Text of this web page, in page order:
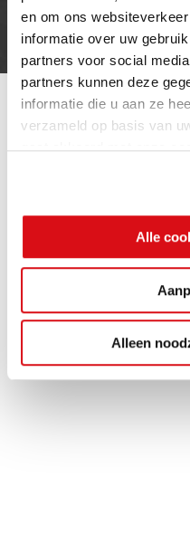
en om ons
informatie over uw
partners voor social
partners kunnen deze
informatie die u aan ze
verzameld op basis van
gaat akkoord met onze
Alle
Alleen
Cookie beleid
Contact